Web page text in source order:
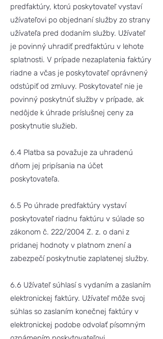
predfaktúry, ktorú poskytovateľ vystaví
užívateľovi po objednaní služby zo strany
užívateľa pred dodaním služby. Užívateľ
je povinný uhradiť predfaktúru v lehote
splatnosti. V prípade nezaplatenia faktúry
riadne a včas je poskytovateľ oprávnený
odstúpiť od zmluvy. Poskytovateľ nie je
povinný poskytnúť služby v prípade, ak
nedôjde k úhrade príslušnej ceny za
poskytnutie služieb.
6.4 Platba sa považuje za uhradenú
dňom jej pripísania na účet
poskytovateľa.
6.5 Po úhrade predfaktúry vystaví
poskytovateľ riadnu faktúru v súlade so
zákonom č. 222/2004 Z. z. o dani z
pridanej hodnoty v platnom znení a
zabezpečí poskytnutie zaplatenej služby.
6.6 Užívateľ súhlasí s vydaním a zaslaním
elektronickej faktúry. Užívateľ môže svoj
súhlas so zaslaním konečnej faktúry v
elektronickej podobe odvolať písomným